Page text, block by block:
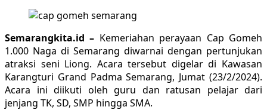
Semarangkita.id – Kemeriahan perayaan Cap Gomeh
1.000 Naga di Semarang diwarnai dengan pertunjukan
atraksi seni Liong. Acara tersebut digelar di Kawasan
Karangturi Grand Padma Semarang, Jumat (23/2/2024).
Acara ini diikuti oleh guru dan ratusan pelajar dari
jenjang TK, SD, SMP hingga SMA.